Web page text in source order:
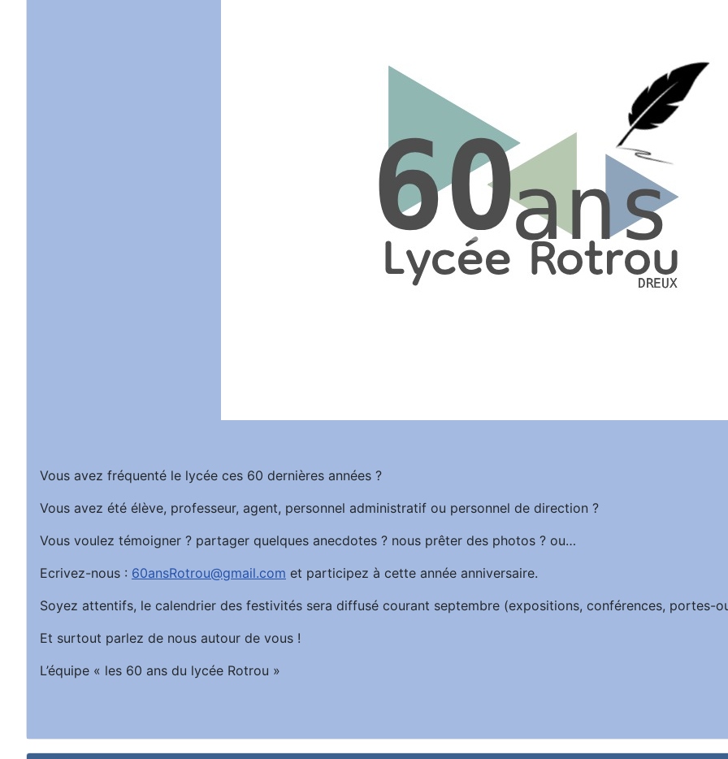
Vous avez fréquenté le lycée ces 60 dernières années ?
Vous avez été élève, professeur, agent, personnel administratif ou personnel de direction ?
Vous voulez témoigner ? partager quelques anecdotes ? nous prêter des photos ? ou…
Ecrivez-nous : 60ansRotrou@gmail.com et participez à cette année anniversaire.
Soyez attentifs, le calendrier des festivités sera diffusé courant septembre (expositions, conférences, portes-
Et surtout parlez de nous autour de vous !
L’équipe « les 60 ans du lycée Rotrou »